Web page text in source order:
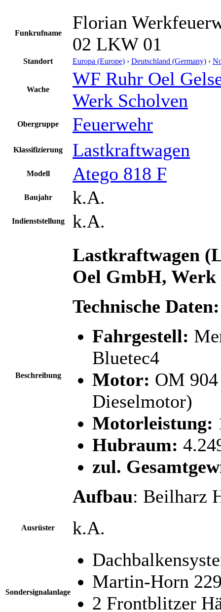
Funkrufname
Florian
02 LKW 01
Standort Europa (Europe) › Deutschland (Germany) ›
Wache
WF Ruhr Oel
Werk Scholven
Obergruppe Feuerwehr
Klassifizierung Lastkraftwagen
Modell Atego 818 F
Baujahr k.A.
Indienststellung k.A.
Beschreibung
Lastkraftwagen
Oel GmbH, Werk
Technische Daten:
Fahrgestell:
Bluetec4
Motor: OM
Dieselmotor)
Motorleistung:
Hubraum:
zul.
Aufbau: Beilharz
Ausrüster k.A.
Sondersignalanlage
Martin-Horn
2 Frontblitzer